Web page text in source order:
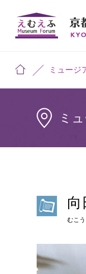
ミュージ
ミ
向
むこ